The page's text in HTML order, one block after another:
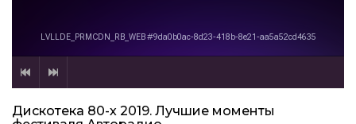
Дискотека 80-х 2019. Лучшие моменты
C.C.Catch – Anniversary Megamix (2017)
C.C.Catch – Heaven And Hell (2017)